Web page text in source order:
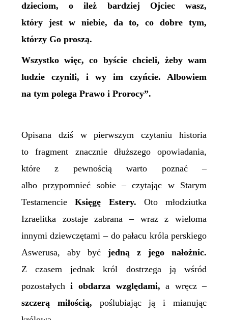
dzieciom, o ileż bardziej Ojciec wasz,
który jest w niebie, da to, co dobre tym,
którzy Go proszą.
Wszystko więc, co byście chcieli, żeby wam
ludzie czynili, i wy im czyńcie. Albowiem
na tym polega Prawo i Prorocy”.
Opisana dziś w pierwszym czytaniu historia
to fragment znacznie dłuższego opowiadania,
które z pewnością warto poznać –
albo przypomnieć sobie – czytając w Starym
TestamencieKsięgę Estery. Oto młodziutka
Izraelitka zostaje zabrana – wraz z wieloma
innymi dziewczętami – do pałacu króla perskiego
Aswerusa, aby być jedną z jego nałożnic.
Z czasem jednak król dostrzega ją wśród
pozostałychi obdarza względami, a wręcz –
szczerą miłością, poślubiając ją i mianując